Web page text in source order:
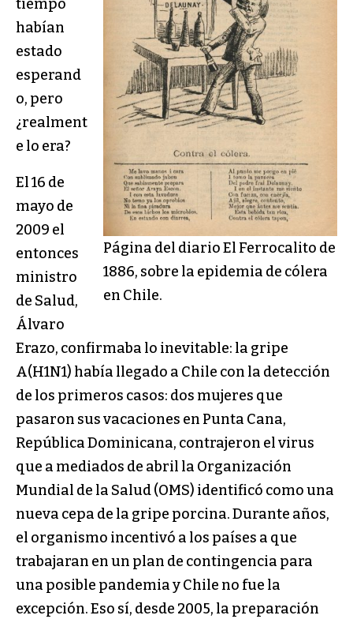
Página del diario El Ferrocalito de
1886, sobre la epidemia de cólera
en Chile.
tiempo
habían
estado
esperand
o, pero
¿realment
e lo era?
El 16 de
mayo de
2009 el
entonces
ministro
de Salud,
Álvaro
Erazo, confirmaba lo inevitable: la gripe
A(H1N1) había llegado a Chile con la detección
de los primeros casos: dos mujeres que
pasaron sus vacaciones en Punta Cana,
República Dominicana, contrajeron el virus
que a mediados de abril la Organización
Mundial de la Salud (OMS) identificó como una
nueva cepa de la gripe porcina. Durante años,
el organismo incentivó a los países a que
trabajaran en un plan de contingencia para
una posible pandemia y Chile no fue la
excepción. Eso sí, desde 2005, la preparación